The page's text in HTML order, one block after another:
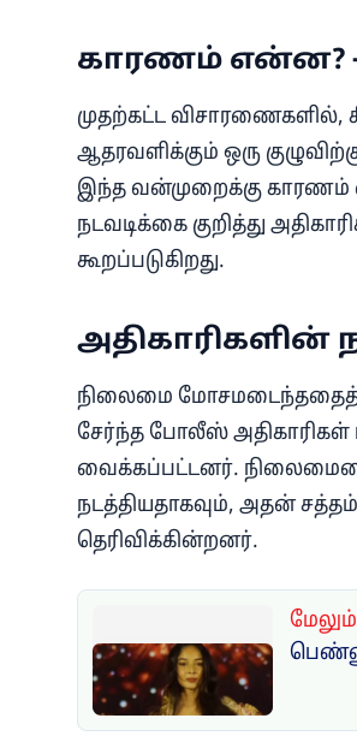
காரணம் என்ன?
முதற்கட்ட
ஆதரவளிக்கும் ஒரு
இந்த வன்முறைக்கு காரணம்
நடவடிக்கை குறித்து
கூறப்படுகிறது.
அதிகாரிகளின்
நிலைமை மோசமடைந்ததைத்
சேர்ந்த போலீஸ் அதிகாரிகள்
வைக்கப்பட்டனர். நிலைமையை
நடத்தியதாகவும், அதன்
தெரிவிக்கின்றனர்.
மேலும்